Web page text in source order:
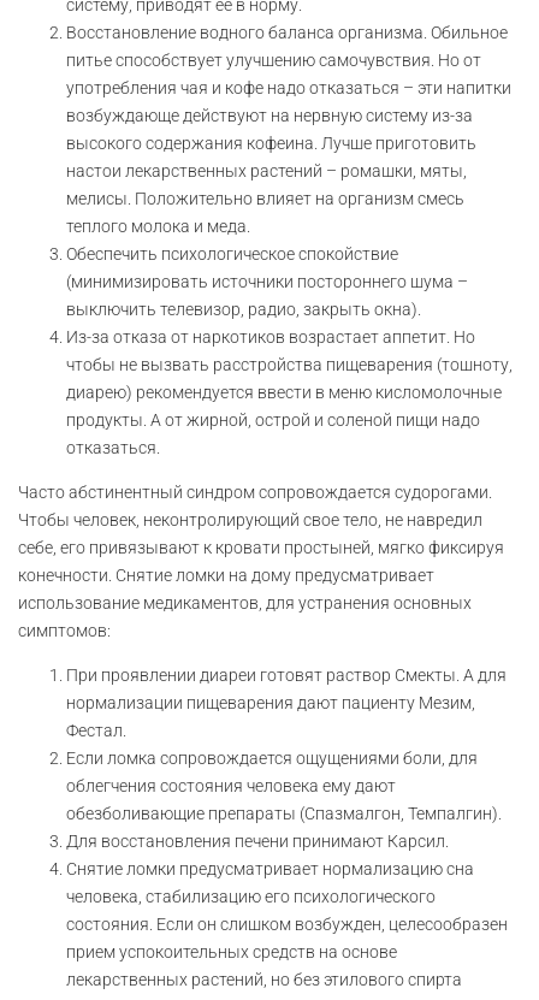
систему, приводят ее в норму.
Восстановление водного баланса организма. Обильное
питье способствует улучшению самочувствия. Но от
употребления чая и кофе надо отказаться – эти напитки
возбуждающе действуют на нервную систему из-за
высокого содержания кофеина. Лучше приготовить
настои лекарственных растений – ромашки, мяты,
мелисы. Положительно влияет на организм смесь
теплого молока и меда.
Обеспечить психологическое спокойствие
(минимизировать источники постороннего шума –
выключить телевизор, радио, закрыть окна).
Из-за отказа от наркотиков возрастает аппетит. Но
чтобы не вызвать расстройства пищеварения (тошноту,
диарею) рекомендуется ввести в меню кисломолочные
продукты. А от жирной, острой и соленой пищи надо
отказаться.
Часто абстинентный синдром сопровождается судорогами.
Чтобы человек, неконтролирующий свое тело, не навредил
себе, его привязывают к кровати простыней, мягко фиксируя
конечности. Снятие ломки на дому предусматривает
использование медикаментов, для устранения основных
симптомов:
При проявлении диареи готовят раствор Смекты. А для
нормализации пищеварения дают пациенту Мезим,
Фестал.
Если ломка сопровождается ощущениями боли, для
облегчения состояния человека ему дают
обезболивающие препараты (Спазмалгон, Темпалгин).
Для восстановления печени принимают Карсил.
Снятие ломки предусматривает нормализацию сна
человека, стабилизацию его психологического
состояния. Если он слишком возбужден, целесообразен
прием успокоительных средств на основе
лекарственных растений, но без этилового спирта